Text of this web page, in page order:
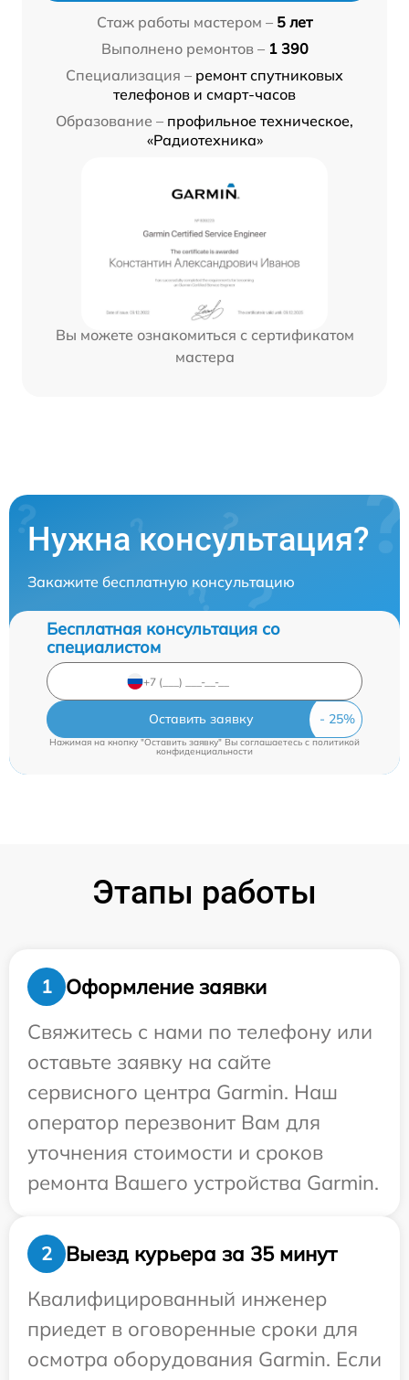
Стаж работы мастером – 5 лет
Выполнено ремонтов – 1 390
Специализация – ремонт спутниковых
телефонов и смарт-часов
Образование – профильное техническое,
«Радиотехника»
Вы можете ознакомиться с сертификатом
мастера
Нужна консультация?
Закажите бесплатную консультацию
Бесплатная консультация со
специалистом
Оставить заявку
Нажимая на кнопку "Оставить заявку" Вы соглашаетесь cполитикой
конфиденциальности
Этапы работы
1
Оформление заявки
Свяжитесь с нами по телефону или
оставьте заявку на сайте
сервисного центра Garmin. Наш
оператор перезвонит Вам для
уточнения стоимости и сроков
ремонта Вашего устройства Garmin.
2
Выезд курьера за 35 минут
Квалифицированный инженер
приедет в оговоренные сроки для
осмотра оборудования Garmin. Если